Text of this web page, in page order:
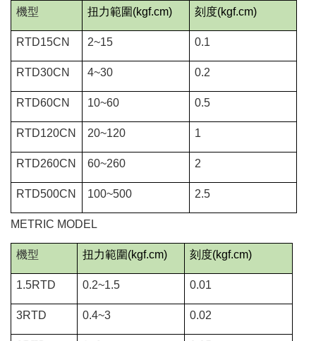
機型 扭力範圍 (kgf.cm) 刻度(kgf.cm)
RTD15CN 2~15 0.1
RTD30CN 4~30 0.2
RTD60CN 10~60 0.5
RTD120CN 20~120 1
RTD260CN 60~260 2
RTD500CN 100~500 2.5
METRIC MODEL
機型 扭力範圍 (kgf.cm) 刻度(kgf.cm)
1.5RTD 0.2~1.5 0.01
3RTD 0.4~3 0.02